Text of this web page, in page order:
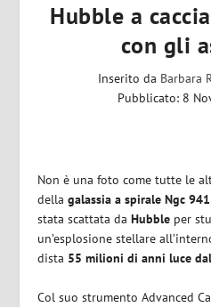
Hubble a
con gli
Inserito da Barbara
Pubblicato: 8
Non è una foto come tutte le
dellagalassia a spirale Ngc 941
stata scattata daHubble per
un’esplosione stellare
dista 55 milioni di anni luce
Col suo strumento Advanced